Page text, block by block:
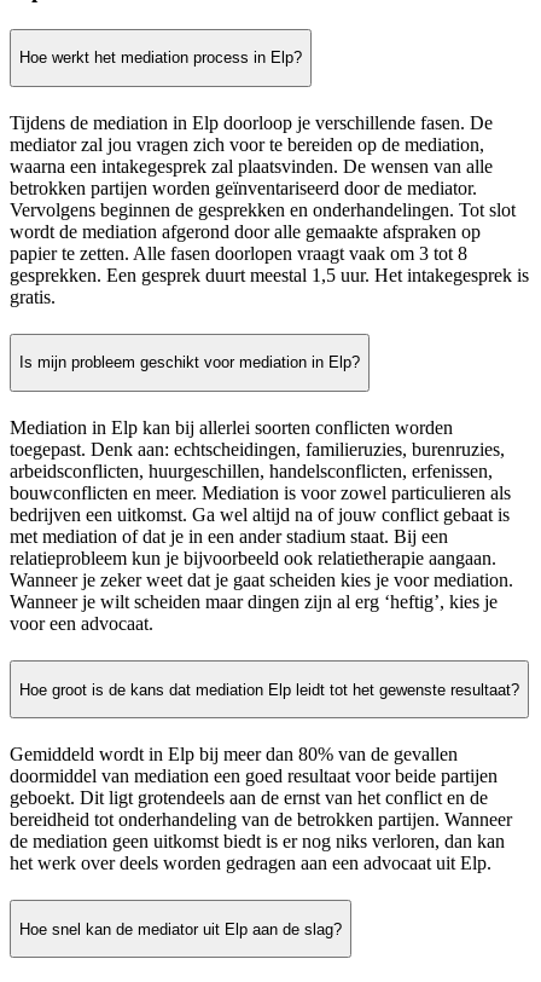
Hoe werkt het mediation process in Elp?
Tijdens de mediation in Elp doorloop je verschillende fasen. De
mediator zal jou vragen zich voor te bereiden op de mediation,
waarna een intakegesprek zal plaatsvinden. De wensen van alle
betrokken partijen worden geïnventariseerd door de mediator.
Vervolgens beginnen de gesprekken en onderhandelingen. Tot slot
wordt de mediation afgerond door alle gemaakte afspraken op
papier te zetten. Alle fasen doorlopen vraagt vaak om 3 tot 8
gesprekken. Een gesprek duurt meestal 1,5 uur. Het intakegesprek is
gratis.
Is mijn probleem geschikt voor mediation in Elp?
Mediation in Elp kan bij allerlei soorten conflicten worden
toegepast. Denk aan: echtscheidingen, familieruzies, burenruzies,
arbeidsconflicten, huurgeschillen, handelsconflicten, erfenissen,
bouwconflicten en meer. Mediation is voor zowel particulieren als
bedrijven een uitkomst. Ga wel altijd na of jouw conflict gebaat is
met mediation of dat je in een ander stadium staat. Bij een
relatieprobleem kun je bijvoorbeeld ook relatietherapie aangaan.
Wanneer je zeker weet dat je gaat scheiden kies je voor mediation.
Wanneer je wilt scheiden maar dingen zijn al erg ‘heftig’, kies je
voor een advocaat.
Hoe groot is de kans dat mediation Elp leidt tot het gewenste resultaat?
Gemiddeld wordt in Elp bij meer dan 80% van de gevallen
doormiddel van mediation een goed resultaat voor beide partijen
geboekt. Dit ligt grotendeels aan de ernst van het conflict en de
bereidheid tot onderhandeling van de betrokken partijen. Wanneer
de mediation geen uitkomst biedt is er nog niks verloren, dan kan
het werk over deels worden gedragen aan een advocaat uit Elp.
Hoe snel kan de mediator uit Elp aan de slag?